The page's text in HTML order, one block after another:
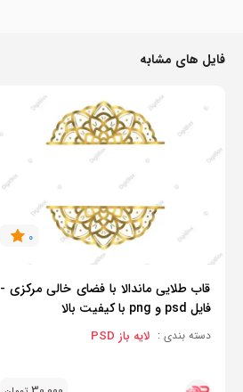
فایل های مشابه
0
قاب طلایی ماندالا با فضای خالی مرکزی -
فایل psd و png با کیفیت بالا
دسته بندی : لایه باز PSD